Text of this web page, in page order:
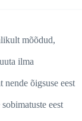
mõõdud,
ilma
õigsuse eest
eest